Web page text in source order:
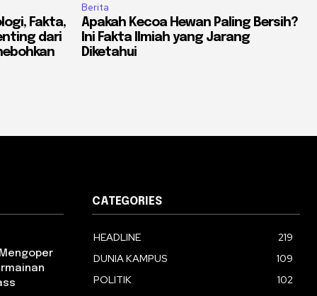
Fakta,
dari
Berita
Apakah Kecoa Hewan Paling Bersih?
Ini Fakta Ilmiah yang Jarang
Diketahui
CATEGORIES
HEADLINE
219
DUNIA KAMPUS
109
POLITIK
102